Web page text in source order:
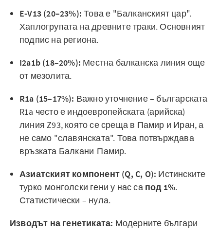
E-V13 (20–23%): Това е "Балканският цар".
Хаплогрупата на древните траки. Основният
подпис на региона.
I2a1b (18–20%): Местна балканска линия още
от мезолита.
R1a (15–17%): Важно уточнение – българската
R1a често е индоевропейската (арийска)
линия Z93, която се среща в Памир и Иран, а
не само "славянската". Това потвърждава
връзката Балкани-Памир.
Азиатският компонент (Q, C, O): Истинските
турко-монголски гени у нас са под 1%.
Статистически – нула.
Изводът на генетиката: Модерните българи